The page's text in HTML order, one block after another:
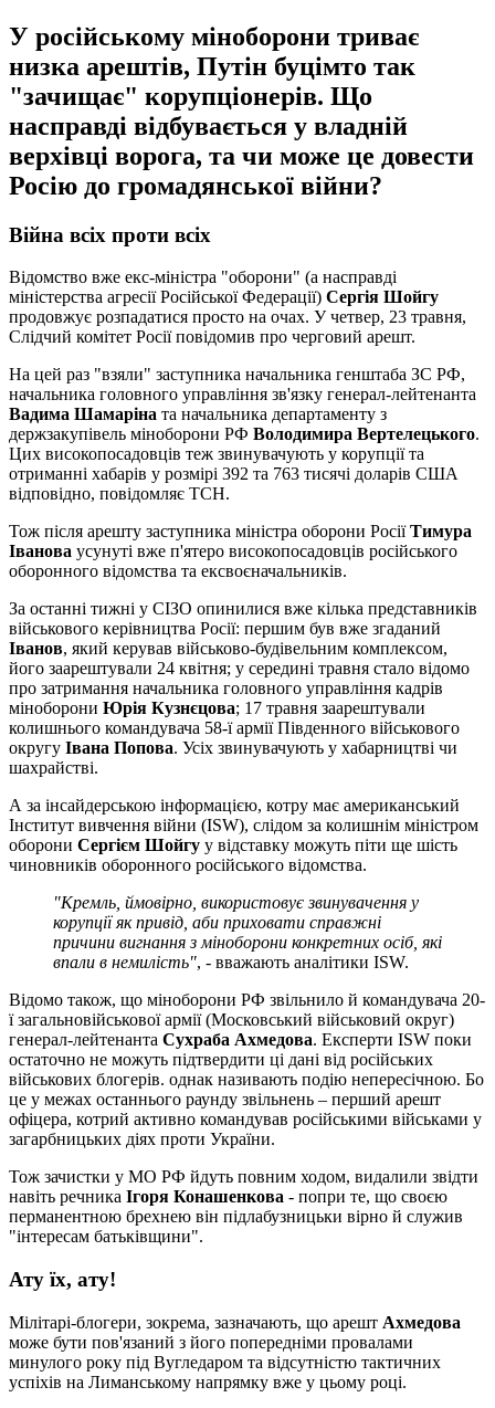
У російському міноборони триває
низка арештів, Путін буцімто так
"зачищає" корупціонерів. Що
насправді відбувається у владній
верхівці ворога, та чи може це довести
Росію до громадянської війни?
Війна всіх проти всіх
Відомство вже екс-міністра "оборони" (а насправді
міністерства агресії Російської Федерації) Сергія Шойгу
продовжує розпадатися просто на очах. У четвер, 23 травня,
Слідчий комітет Росії повідомив про черговий арешт.
На цей раз "взяли" заступника начальника генштаба ЗС РФ,
начальника головного управління зв'язку генерал-лейтенанта
Вадима Шамаріна та начальника департаменту з
держзакупівель міноборони РФ Володимира Вертелецького.
Цих високопосадовців теж звинувачують у корупції та
отриманні хабарів у розмірі 392 та 763 тисячі доларів США
відповідно, повідомляє ТСН.
Тож після арешту заступника міністра оборони РосіїТимура
Іванова усунуті вже п'ятеро високопосадовців російського
оборонного відомства та ексвоєначальників.
За останні тижні у СІЗО опинилися вже кілька представників
військового керівництва Росії: першим був вже згаданий
Іванов, який керував військово-будівельним комплексом,
його заарештували 24 квітня; у середині травня стало відомо
про затримання начальника головного управління кадрів
міноборони Юрія Кузнєцова; 17 травня заарештували
колишнього командувача 58-ї армії Південного військового
округу Івана Попова. Усіх звинувачують у хабарництві чи
шахрайстві.
А за інсайдерською інформацією, котру має американський
Інститут вивчення війни (ISW), слідом за колишнім міністром
оборони Сергієм Шойгу у відставку можуть піти ще шість
чиновників оборонного російського відомства.
"Кремль, ймовірно, використовує звинувачення у
корупції як привід, аби приховати справжні
причини вигнання з міноборони конкретних осіб, які
впали в немилість", - вважають аналітики ISW.
Відомо також, що міноборони РФ звільнило й командувача 20-
ї загальновійськової армії (Московський військовий округ)
генерал-лейтенанта Сухраба Ахмедова. Експерти ISW поки
остаточно не можуть підтвердити ці дані від російських
військових блогерів. однак називають подію непересічною. Бо
це у межах останнього раунду звільнень – перший арешт
офіцера, котрий активно командував російськими військами у
загарбницьких діях проти України.
Тож зачистки у МО РФ йдуть повним ходом, видалили звідти
навіть речника Ігоря Конашенкова - попри те, що своєю
перманентною брехнею він підлабузницьки вірно й служив
"інтересам батьківщини".
Ату їх, ату!
Мілітарі-блогери, зокрема, зазначають, що арешт Ахмедова
може бути пов'язаний з його попередніми провалами
минулого року під Вугледаром та відсутністю тактичних
успіхів на Лиманському напрямку вже у цьому році.